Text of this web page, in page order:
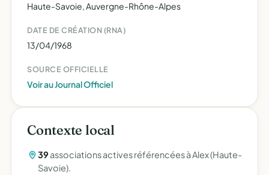
Haute-Savoie, Auvergne-Rhône-Alpes
DATE DE CRÉATION (RNA)
13/04/1968
SOURCE OFFICIELLE
Voir au Journal Officiel
Contexte local
39 associations actives référencées à Alex (Haute-
Savoie).